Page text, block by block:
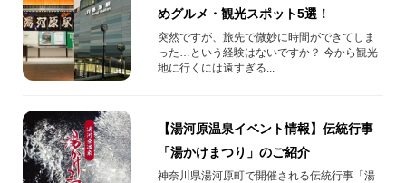
めグルメ・観光スポット5選！
突然ですが、旅先で微妙に時間ができてしま
った…という経験はないですか？ 今から観光
地に行くには遠すぎる...
【湯河原温泉イベント情報】伝統行事
「湯かけまつり」のご紹介
神奈川県湯河原町で開催される伝統行事「湯